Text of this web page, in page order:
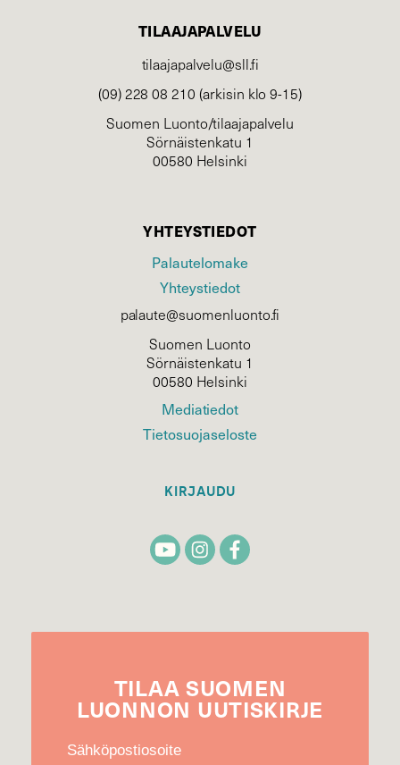
TILAAJAPALVELU
tilaajapalvelu@sll.fi
(09) 228 08 210 (arkisin klo 9-15)
Suomen Luonto/tilaajapalvelu
Sörnäistenkatu 1
00580 Helsinki
YHTEYSTIEDOT
Palautelomake
Yhteystiedot
palaute@suomenluonto.fi
Suomen Luonto
Sörnäistenkatu 1
00580 Helsinki
Mediatiedot
Tietosuojaseloste
KIRJAUDU
TILAA SUOMEN
LUONNON UUTIS­KIRJE
Sähköpostiosoite